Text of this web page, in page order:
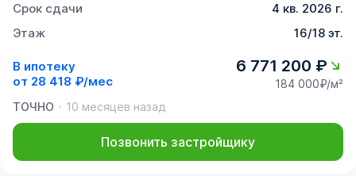
Срок сдачи
4 кв. 2026 г.
Этаж
16/18 эт.
В ипотеку
от 28 418 ₽/мес
6 771 200 ₽
184 000₽/м²
ТОЧНО
10 месяцев назад
Позвонить застройщику